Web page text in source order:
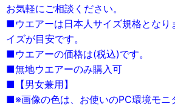
お気軽にご相談ください。
■ウエアーは日本人サイズ規格となり
イズが目安です。
■ウエアーの価格は(税込)です。
■無地ウエアーのみ購入可
■【男女兼用】
■※画像の色は、お使いのPC環境モニ